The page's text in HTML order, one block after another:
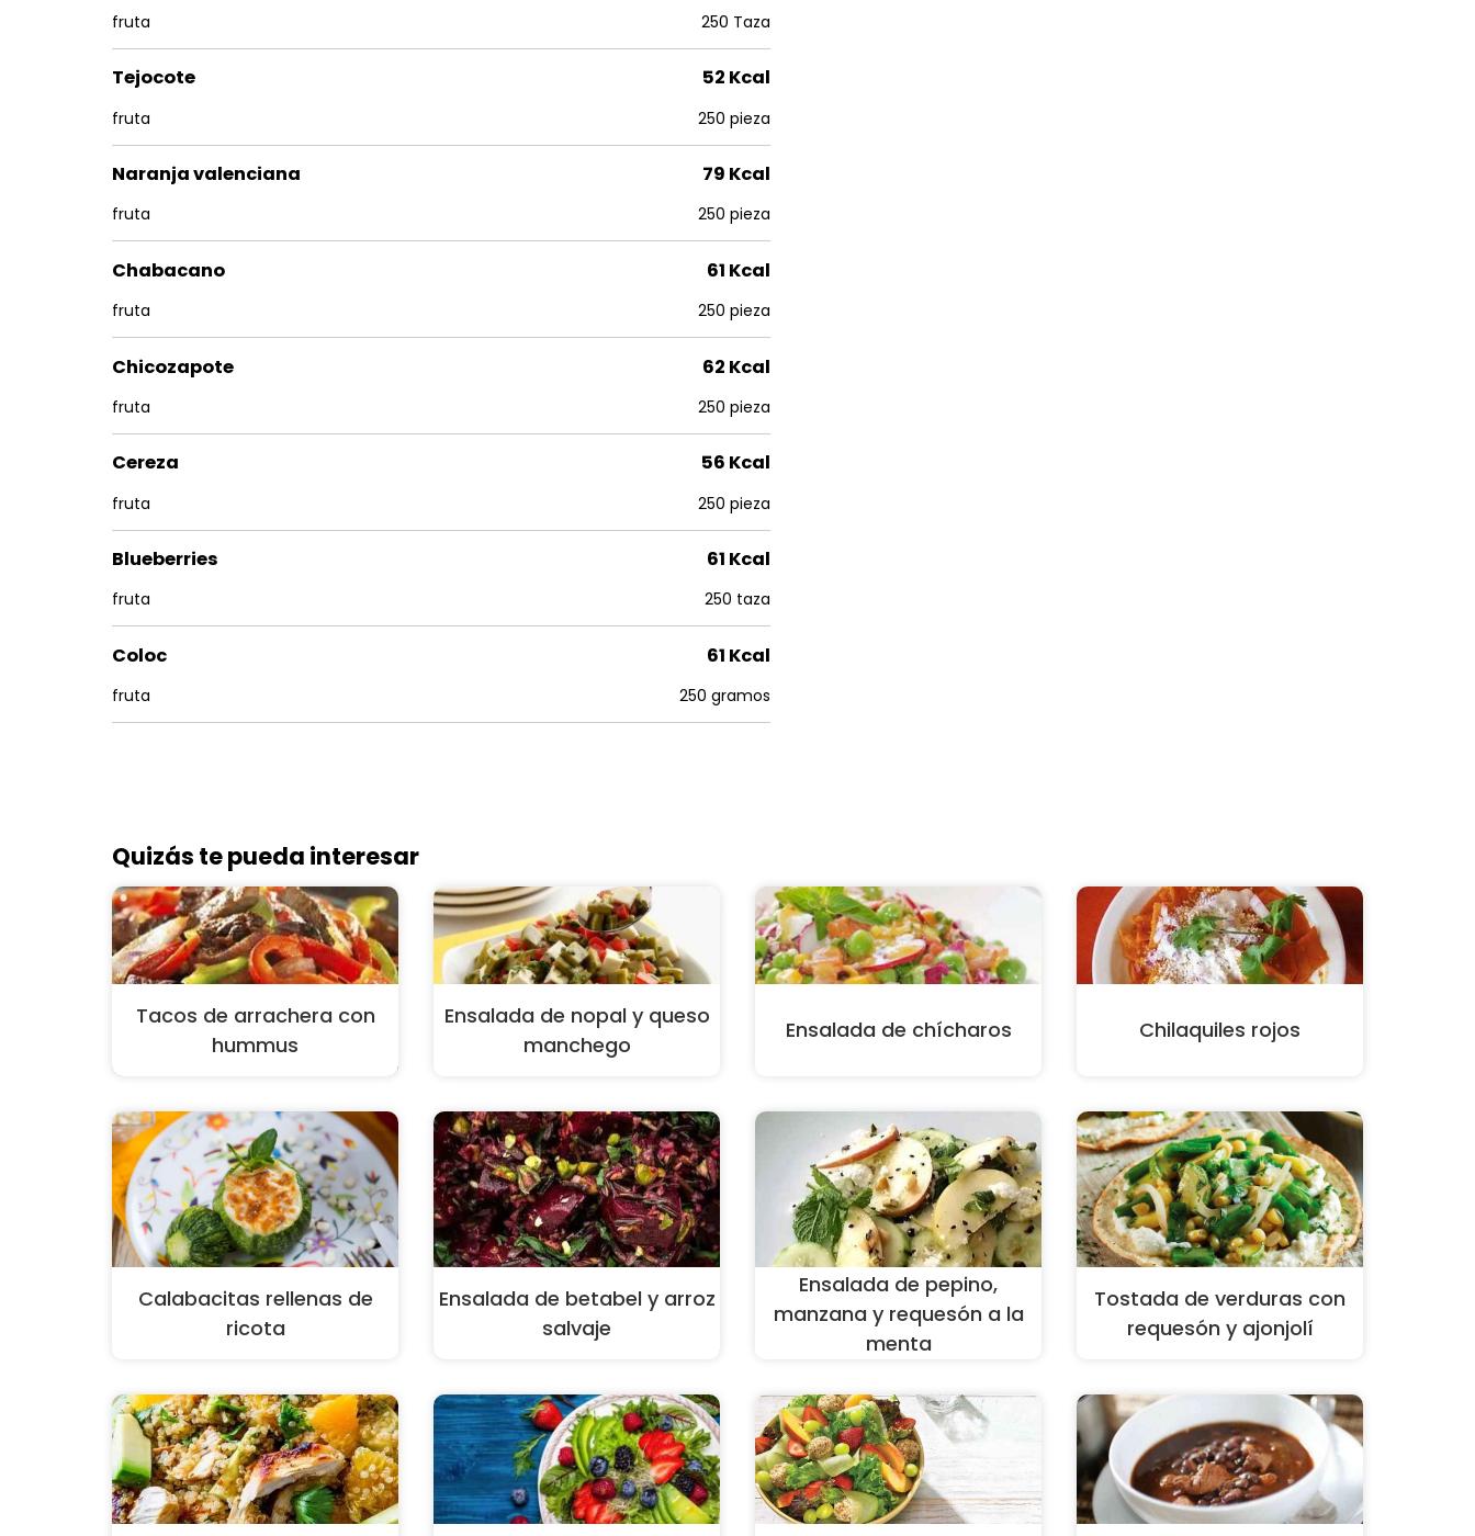
fruta 250 Taza
Tejocote
fruta
52 Kcal
250 pieza
Naranja valenciana
fruta
79 Kcal
250 pieza
Chabacano
fruta
61 Kcal
250 pieza
Chicozapote
fruta
62 Kcal
250 pieza
Cereza
fruta
56 Kcal
250 pieza
Blueberries
fruta
61 Kcal
250 taza
Coloc
fruta
61 Kcal
250 gramos
Quizás te pueda interesar
Tacos de arrachera con
hummus
Ensalada de nopal y queso
manchego
Ensalada de chícharos Chilaquiles rojos
Calabacitas rellenas de
ricota
Ensalada de betabel y arroz
salvaje
Ensalada de pepino,
manzana y requesón a la
menta
Tostada de verduras con
requesón y ajonjolí